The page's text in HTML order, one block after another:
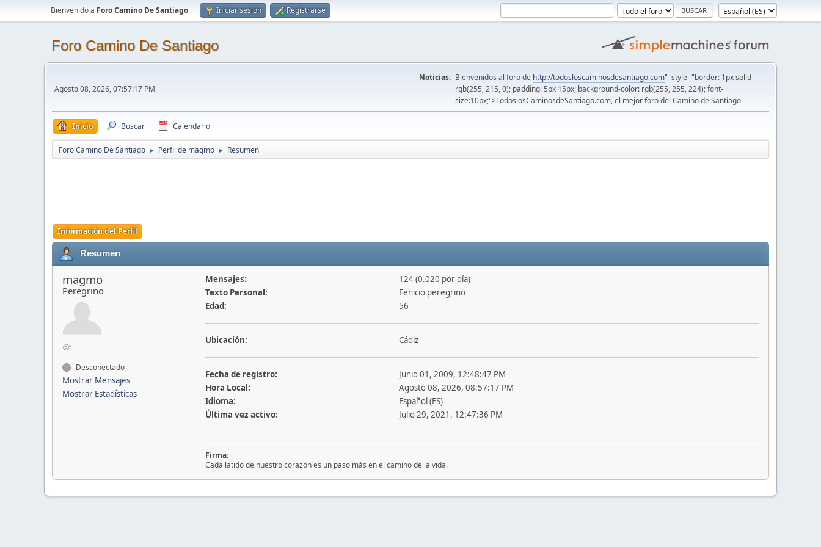
Bienvenido a Foro Camino De Santiago. Iniciar sesión Registrarse
Foro Camino De Santiago
Agosto 08, 2026, 07:57:17 PM
Noticias: Bienvenidos al foro de http://todosloscaminosdesantiago.com" style="border: 1px solid
rgb(255, 215, 0); padding: 5px 15px; background-color: rgb(255, 255, 224); font-
size:10px;">TodoslosCaminosdeSantiago.com, el mejor foro del Camino de Santiago
Inicio Buscar Calendario
Foro Camino De Santiago ► Perfil de magmo ► Resumen
Información del Perfil
Resumen
magmo
Peregrino
Desconectado
Mostrar Mensajes
Mostrar Estadísticas
Mensajes:
124 (0.020 por día)
Texto Personal:
Fenicio peregrino
Edad:
56
Ubicación: Cádiz
Fecha de registro:
Junio 01, 2009, 12:48:47 PM
Hora Local:
Agosto 08, 2026, 08:57:17 PM
Idioma:
Español (ES)
Última vez activo:
Julio 29, 2021, 12:47:36 PM
Firma:
Cada latido de nuestro corazón es un paso más en el camino de la vida.